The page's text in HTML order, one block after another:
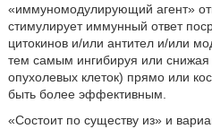
«иммуномодулирующий агент»
стимулирует иммунный ответ
цитокинов и/или антител и/или
тем самым ингибируя или снижая
опухолевых клеток) прямо или
быть более эффективным.
«Состоит по существу из» и